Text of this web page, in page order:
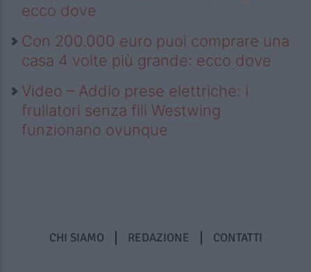
ecco dove
Con 200.000 euro puoi comprare una
casa 4 volte più grande: ecco dove
Video – Addio prese elettriche: i
frullatori senza fili Westwing
funzionano ovunque
CHI SIAMO REDAZIONE CONTATTI